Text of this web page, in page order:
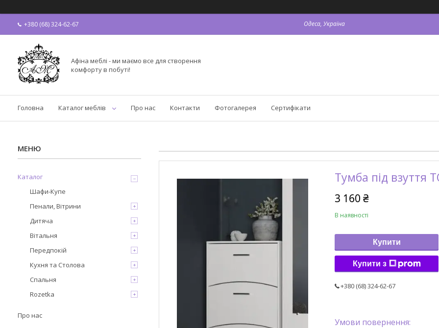
+380 (68) 324-62-67 Одеса, Україна
Афіна меблі - ми маємо все для створення
комфорту в побуті!
Головна Каталог меблів Про нас Контакти Фотогалерея Сертифікати
Тумба під взуття
3 160 ₴
В наявності
Купити
Купити з
+380 (68) 324-62-67
Каталог
Шафи-Купе
Пенали, Вітрини
Дитяча
Вітальня
Передпокій
Кухня та Столова
Спальня
Rozetka
Про нас